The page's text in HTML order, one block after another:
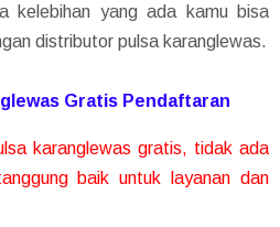
kelebihan yang ada kamu bisa
distributor pulsa karanglewas.
Gratis Pendaftaran
karanglewas gratis, tidak ada
baik untuk layanan dan